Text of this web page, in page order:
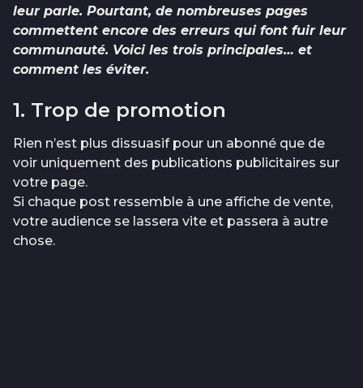
leur parle. Pourtant, de nombreuses pages
commettent encore des erreurs qui font fuir leur
communauté. Voici les trois principales… et
comment les éviter.
1. Trop de promotion
Rien n’est plus dissuasif pour un abonné que de
voir uniquement des publications publicitaires sur
votre page.
Si chaque post ressemble à une affiche de vente,
votre audience se lassera vite et passera à autre
chose.